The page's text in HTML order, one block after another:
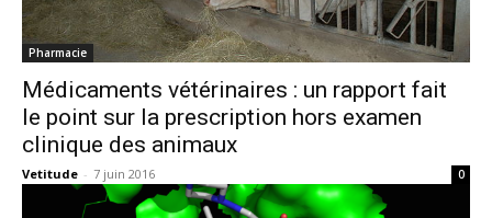
Pharmacie
Médicaments vétérinaires : un rapport fait
le point sur la prescription hors examen
clinique des animaux
Vetitude - 7 juin 2016 0